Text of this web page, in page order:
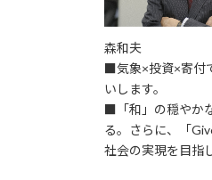
森和夫
■気象×投資×寄付
いします。
■「和」の穏やか
る。さらに、「
社会の実現を目指